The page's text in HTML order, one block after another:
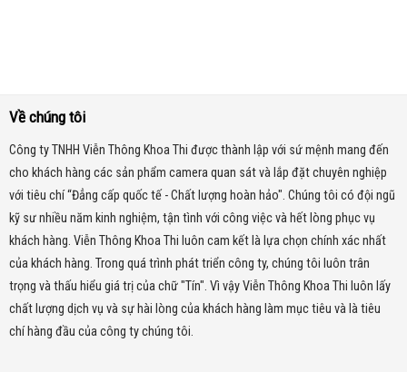
Về chúng tôi
Công ty TNHH Viễn Thông Khoa Thi được thành lập với sứ mệnh mang đến
cho khách hàng các sản phẩm camera quan sát và lắp đặt chuyên nghiệp
với tiêu chí “Đẳng cấp quốc tế - Chất lượng hoàn hảo". Chúng tôi có đội ngũ
kỹ sư nhiều năm kinh nghiệm, tận tình với công việc và hết lòng phục vụ
khách hàng. Viễn Thông Khoa Thi luôn cam kết là lựa chọn chính xác nhất
của khách hàng. Trong quá trình phát triển công ty, chúng tôi luôn trân
trọng và thấu hiểu giá trị của chữ "Tín". Vì vậy Viễn Thông Khoa Thi luôn lấy
chất lượng dịch vụ và sự hài lòng của khách hàng làm mục tiêu và là tiêu
chí hàng đầu của công ty chúng tôi.